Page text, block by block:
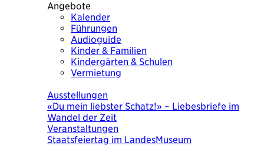
Angebote
Kalender
Führungen
Audioguide
Kinder & Familien
Kindergärten & Schulen
Vermietung
Ausstellungen
«Du mein liebster Schatz!» – Liebesbriefe im
Wandel der Zeit
Veranstaltungen
Staatsfeiertag im LandesMuseum